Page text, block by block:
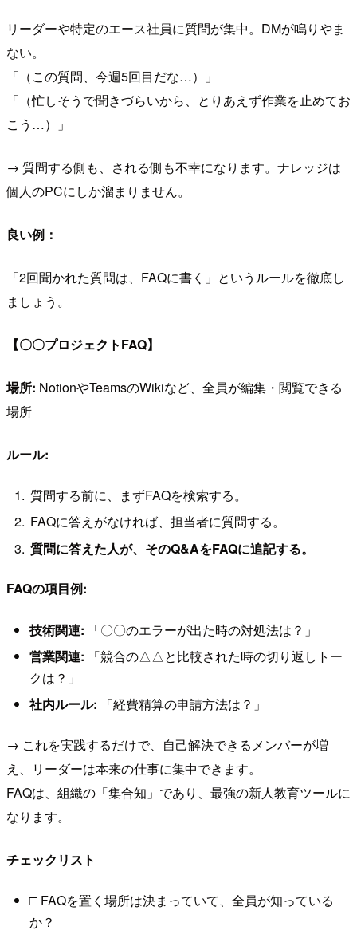
リーダーや特定のエース社員に質問が集中。DMが鳴りやま
ない。
「（この質問、今週5回目だな…）」
「（忙しそうで聞きづらいから、とりあえず作業を止めてお
こう…）」
→ 質問する側も、される側も不幸になります。ナレッジは
個人のPCにしか溜まりません。
良い例：
「2回聞かれた質問は、FAQに書く」というルールを徹底し
ましょう。
【〇〇プロジェクトFAQ】
場所: NotionやTeamsのWikiなど、全員が編集・閲覧できる
場所
ルール:
質問する前に、まずFAQを検索する。
FAQに答えがなければ、担当者に質問する。
質問に答えた人が、そのQ&AをFAQに追記する。
FAQの項目例:
技術関連: 「〇〇のエラーが出た時の対処法は？」
営業関連: 「競合の△△と比較された時の切り返しトー
クは？」
社内ルール: 「経費精算の申請方法は？」
→ これを実践するだけで、自己解決できるメンバーが増
え、リーダーは本来の仕事に集中できます。
FAQは、組織の「集合知」であり、最強の新人教育ツールに
なります。
チェックリスト
□ FAQを置く場所は決まっていて、全員が知っている
か？